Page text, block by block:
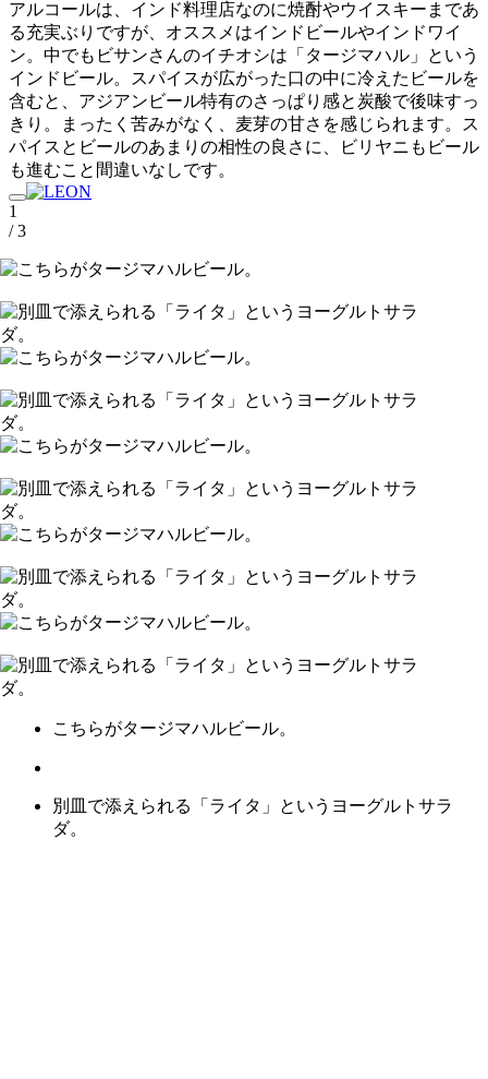
アルコールは、インド料理店なのに焼酎やウイスキーまであ
る充実ぶりですが、オススメはインドビールやインドワイ
ン。中でもビサンさんのイチオシは「タージマハル」という
インドビール。スパイスが広がった口の中に冷えたビールを
含むと、アジアンビール特有のさっぱり感と炭酸で後味すっ
きり。まったく苦みがなく、麦芽の甘さを感じられます。ス
パイスとビールのあまりの相性の良さに、ビリヤニもビール
も進むこと間違いなしです。
1
/ 3
こちらがタージマハルビール。
別皿で添えられる「ライタ」というヨーグルトサラ
ダ。